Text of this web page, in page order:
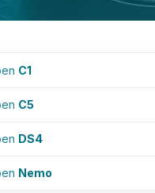
C1
C5
DS4
Nemo